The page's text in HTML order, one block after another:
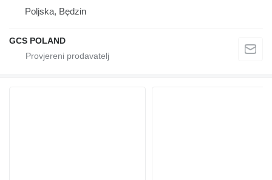
Poljska, Będzin
GCS POLAND